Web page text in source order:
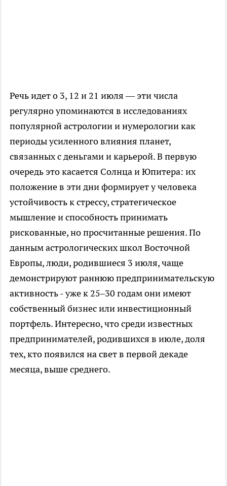
Речь идет о 3, 12 и 21 июля — эти числа
регулярно упоминаются в исследованиях
популярной астрологии и нумерологии как
периоды усиленного влияния планет,
связанных с деньгами и карьерой. В первую
очередь это касается Солнца и Юпитера: их
положение в эти дни формирует у человека
устойчивость к стрессу, стратегическое
мышление и способность принимать
рискованные, но просчитанные решения. По
данным астрологических школ Восточной
Европы, люди, родившиеся 3 июля, чаще
демонстрируют раннюю предпринимательскую
активность - уже к 25–30 годам они имеют
собственный бизнес или инвестиционный
портфель. Интересно, что среди известных
предпринимателей, родившихся в июле, доля
тех, кто появился на свет в первой декаде
месяца, выше среднего.